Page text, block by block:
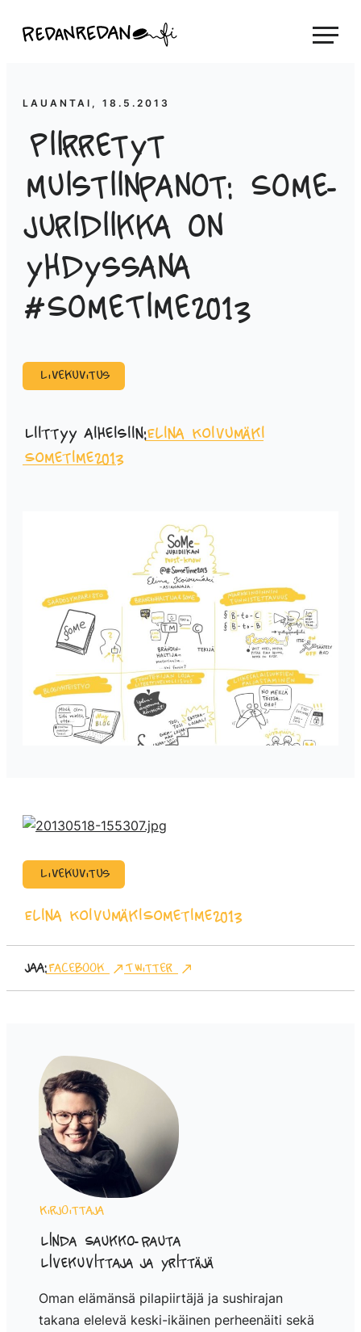
suoraan
Linda Saukko-Rauta, Redanredan Oy
piirrosvideoita
LAUANTAI, 18.5.2013
Piirretyt
muistiinpanot: Some-
juridiikka on
yhdyssana
#SomeTime2013
Livekuvitus
Liittyy aiheisiin:Elina Koivumäki
Sometime2013
Livekuvitus
Elina KoivumäkiSometime2013
Jaa:Facebook Twitter
Kirjoittaja
Linda Saukko-Rauta
Livekuvittaja ja yrittäjä
Oman elämänsä pilapiirtäjä ja sushirajan
takana elelevä keski-ikäinen perheenäiti sekä